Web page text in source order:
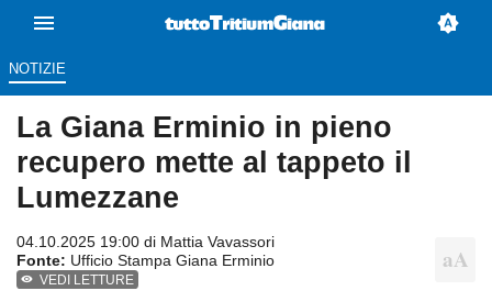
NOTIZIE
La Giana Erminio in pieno
recupero mette al tappeto il
Lumezzane
04.10.2025 19:00 di Mattia Vavassori
Fonte: Ufficio Stampa Giana Erminio
VEDI LETTURE